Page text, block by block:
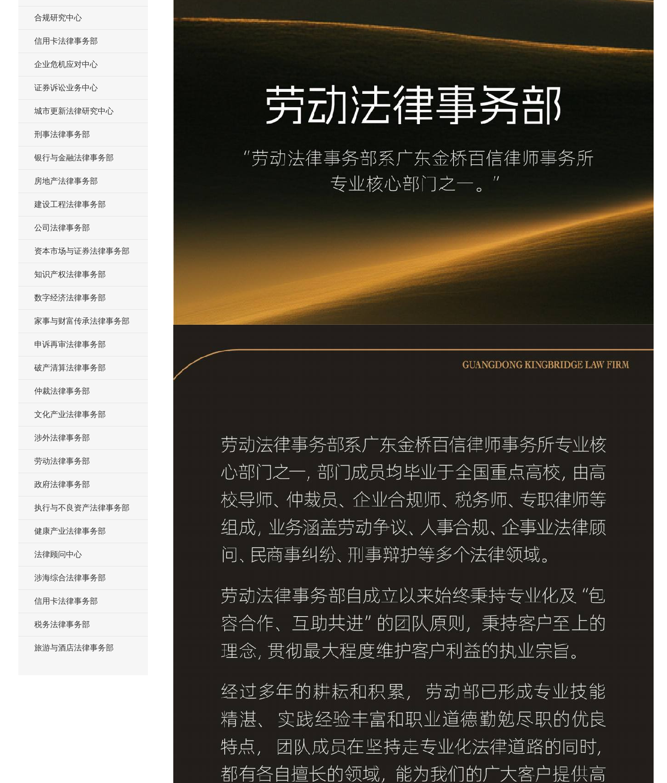
合规研究中心
信用卡法律事务部
企业危机应对中心
证券诉讼业务中心
城市更新法律研究中心
刑事法律事务部
银行与金融法律事务部
房地产法律事务部
建设工程法律事务部
公司法律事务部
资本市场与证券法律事务部
知识产权法律事务部
数字经济法律事务部
家事与财富传承法律事务部
申诉再审法律事务部
破产清算法律事务部
仲裁法律事务部
文化产业法律事务部
涉外法律事务部
劳动法律事务部
政府法律事务部
执行与不良资产法律事务部
健康产业法律事务部
法律顾问中心
涉海综合法律事务部
信用卡法律事务部
税务法律事务部
旅游与酒店法律事务部